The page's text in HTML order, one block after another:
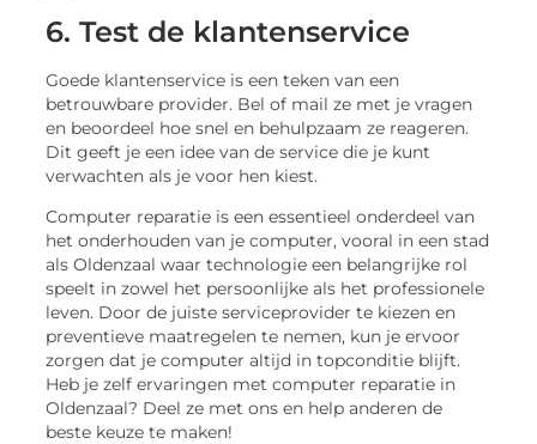
6. Test de klantenservice
Goede klantenservice is een teken van een
betrouwbare provider. Bel of mail ze met je vragen
en beoordeel hoe snel en behulpzaam ze reageren.
Dit geeft je een idee van de service die je kunt
verwachten als je voor hen kiest.
Computer reparatie is een essentieel onderdeel van
het onderhouden van je computer, vooral in een stad
als Oldenzaal waar technologie een belangrijke rol
speelt in zowel het persoonlijke als het professionele
leven. Door de juiste serviceprovider te kiezen en
preventieve maatregelen te nemen, kun je ervoor
zorgen dat je computer altijd in topconditie blijft.
Heb je zelf ervaringen met computer reparatie in
Oldenzaal? Deel ze met ons en help anderen de
beste keuze te maken!